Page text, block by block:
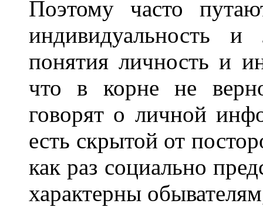
Поэтому часто
индивидуальность
понятия личность и
что в корне не
говорят о личной
есть скрытой от
как раз социально
характерны